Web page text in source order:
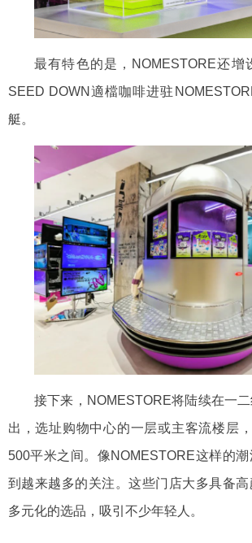
最有特色的是， NOMESTORE还增
SEED DOWN適檔咖啡进驻
艇。
接下来， NOMESTORE将陆续在一
出，选址购物中心的一层或主客流楼层
500平米之间。像NOMESTORE这样的
到越来越多的关注。这些门店大多具备
多元化的选品 ，吸引不少年轻人。